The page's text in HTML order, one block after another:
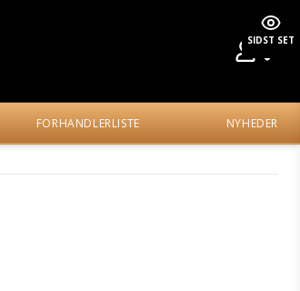
FORHANDLERLISTE NYHEDER
SIDST SET